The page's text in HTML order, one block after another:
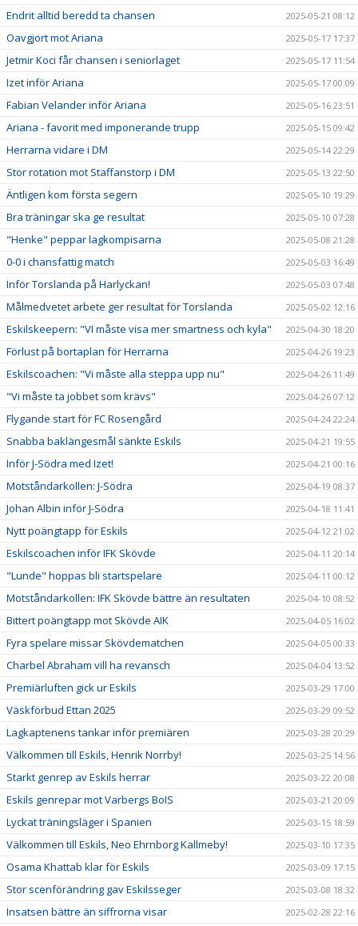
Endrit alltid beredd ta chansen 2025-05-21 08:12
Oavgjort mot Ariana 2025-05-17 17:37
Jetmir Koci får chansen i seniorlaget 2025-05-17 11:54
Izet inför Ariana 2025-05-17 00:09
Fabian Velander inför Ariana 2025-05-16 23:51
Ariana - favorit med imponerande trupp 2025-05-15 09:42
Herrarna vidare i DM 2025-05-14 22:29
Stor rotation mot Staffanstorp i DM 2025-05-13 22:50
Äntligen kom första segern 2025-05-10 19:29
Bra träningar ska ge resultat 2025-05-10 07:28
"Henke" peppar lagkompisarna 2025-05-08 21:28
0-0 i chansfattig match 2025-05-03 16:49
Inför Torslanda på Harlyckan! 2025-05-03 07:48
Målmedvetet arbete ger resultat för Torslanda 2025-05-02 12:16
Eskilskeepern: "VI måste visa mer smartness och kyla" 2025-04-30 18:20
Förlust på bortaplan för Herrarna 2025-04-26 19:23
Eskilscoachen: "Vi måste alla steppa upp nu" 2025-04-26 11:49
"Vi måste ta jobbet som krävs" 2025-04-26 07:12
Flygande start för FC Rosengård 2025-04-24 22:24
Snabba baklängesmål sänkte Eskils 2025-04-21 19:55
Inför J-Södra med Izet! 2025-04-21 00:16
Motståndarkollen: J-Södra 2025-04-19 08:37
Johan Albin inför J-Södra 2025-04-18 11:41
Nytt poängtapp för Eskils 2025-04-12 21:02
Eskilscoachen inför IFK Skövde 2025-04-11 20:14
"Lunde" hoppas bli startspelare 2025-04-11 00:12
Motståndarkollen: IFK Skövde bättre än resultaten 2025-04-10 08:52
Bittert poängtapp mot Skövde AIK 2025-04-05 16:02
Fyra spelare missar Skövdematchen 2025-04-05 00:33
Charbel Abraham vill ha revansch 2025-04-04 13:52
Premiärluften gick ur Eskils 2025-03-29 17:00
Väskförbud Ettan 2025 2025-03-29 09:52
Lagkaptenens tankar inför premiären 2025-03-28 20:29
Välkommen till Eskils, Henrik Norrby! 2025-03-25 14:56
Starkt genrep av Eskils herrar 2025-03-22 20:08
Eskils genrepar mot Varbergs BoIS 2025-03-21 20:09
Lyckat träningsläger i Spanien 2025-03-15 18:59
Välkommen till Eskils, Neo Ehrnborg Kallmeby! 2025-03-10 17:35
Osama Khattab klar för Eskils 2025-03-09 17:15
Stor scenförändring gav Eskilsseger 2025-03-08 18:32
Insatsen bättre än siffrorna visar 2025-02-28 22:16